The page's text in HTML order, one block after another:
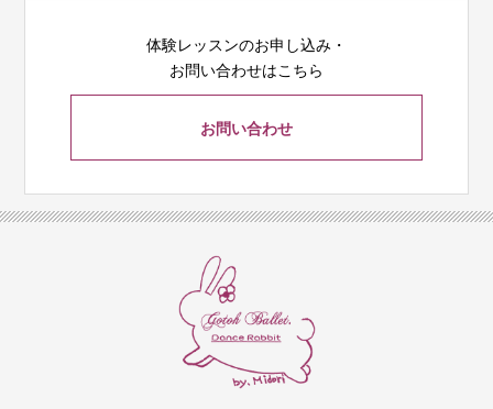
体験レッスンのお申し込み・
お問い合わせはこちら
お問い合わせ